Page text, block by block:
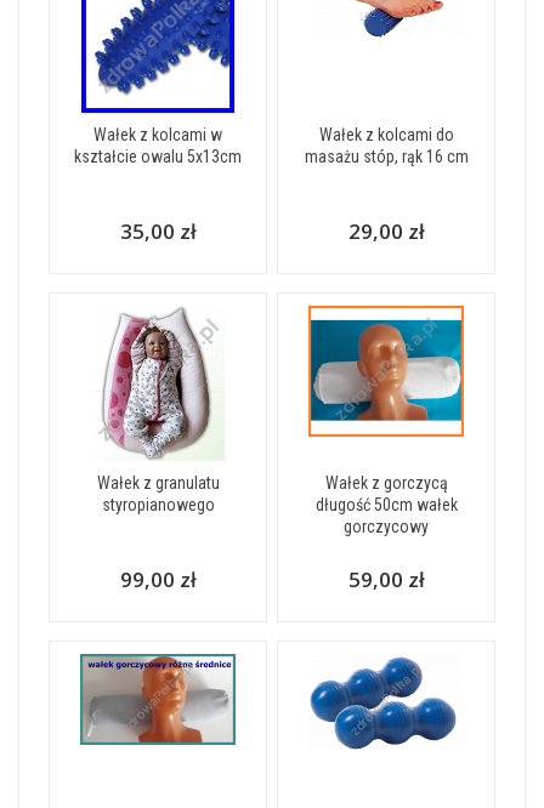
Wałek z kolcami w
kształcie owalu 5x13cm
35,00 zł
Wałek z kolcami do
masażu stóp, rąk 16 cm
29,00 zł
Wałek z granulatu
styropianowego
99,00 zł
Wałek z gorczycą
długość 50cm wałek
gorczycowy
59,00 zł